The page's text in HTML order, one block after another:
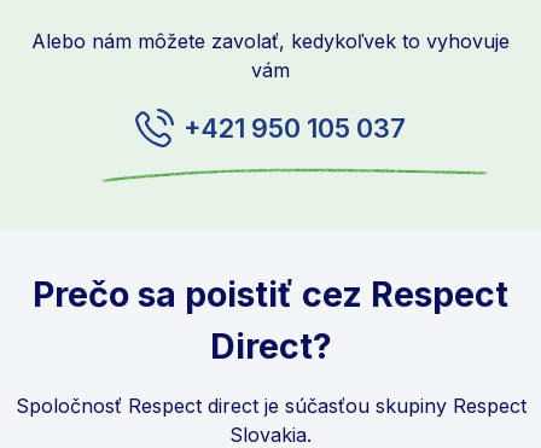
Alebo nám môžete zavolať, kedykoľvek to vyhovuje
vám
+421 950 105 037
Prečo sa poistiť cez Respect
Direct?
Spoločnosť Respect direct je súčasťou skupiny Respect
Slovakia.